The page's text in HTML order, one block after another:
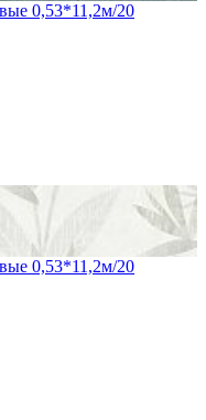
0,53*11,2м/20
0,53*11,2м/20